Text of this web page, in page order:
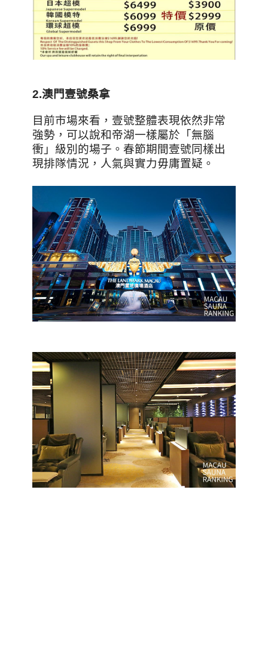
2.澳門壹號桑拿
目前市場來看，壹號整體表現依然非常
強勢，可以說和帝湖一樣屬於「無腦
衝」級別的場子。春節期間壹號同樣出
現排隊情況，人氣與實力毋庸置疑。